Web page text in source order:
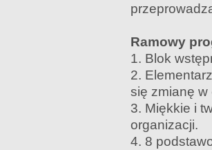
Ramowy
1. Blok
2.
się zmianę w
3. Miękkie i
organizacji.
4. 8